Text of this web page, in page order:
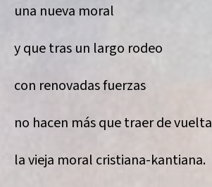
una nueva moral
y que tras un largo rodeo
con renovadas fuerzas
no hacen más que traer de vuelta
la vieja moral cristiana-kantiana.